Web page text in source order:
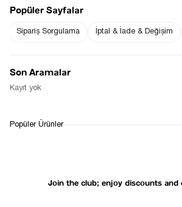
DIK YAKA DRAPE DETAY SIYAH
Join the club; enjoy discounts and
Popüler Sayfalar
Sipariş Sorgulama İptal & İade & Değişim
Son Aramalar
Kayıt yok
Popüler Ürünler